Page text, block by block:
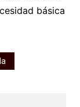
básica